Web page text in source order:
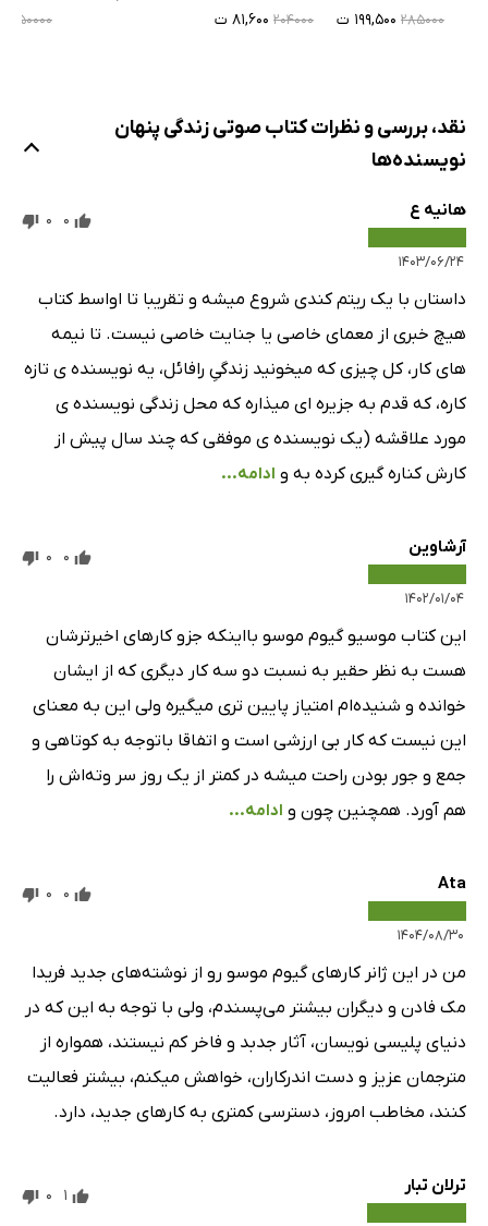
۲۸۵۰۰۰ ۱۹۹,۵۰۰ ت ۲۰۴۰۰۰ ۸۱,۶۰۰ ت ۳۵۰۰۰۰
نقد، بررسی و نظرات کتاب صوتی زندگی پنهان
نویسنده‌ها
هانیه ع
۱۴۰۳/۰۶/۲۴
0
0
داستان با یک ریتم کندی شروع میشه و تقریبا تا اواسط کتاب
هیچ خبری از معمای خاصی یا جنایت خاصی نیست. تا نیمه
های کار، کل چیزی که میخونید زندگیِ رافائل، یه نویسنده ی تازه
کاره، که قدم به جزیره ای میذاره که محل زندگی نویسنده ی
مورد علاقشه (یک نویسنده ی موفقی که چند سال پیش از
کارش کناره گیری کرده به و ادامه...
آرشاوین
۱۴۰۲/۰۱/۰۴
0
0
این کتاب موسیو گیوم موسو بااینکه جزو کارهای اخیرترشان
هست به نظر حقیر به نسبت دو سه کار دیگری که از ایشان
خوانده و شنیده‌ام امتیاز پایین تری میگیره ولی این به معنای
این نیست که کار بی ارزشی است و اتفاقا باتوجه به کوتاهی و
جمع و جور بودن راحت میشه در کمتر از یک روز سر وته‌اش را
هم آورد. همچنین چون و ادامه...
Ata
۱۴۰۴/۰۸/۳۰
0
0
من در این ژانر کارهای گیوم موسو رو از نوشته‌های جدید فریدا
مک فادن و دیگران بیشتر می‌پسندم، ولی با توجه به این که در
دنیای پلیسی نویسان، آثار جدبد و فاخر کم نیستند، همواره از
مترجمان عزیز و دست اندرکاران، خواهش میکنم، بیشتر فعالیت
کنند، مخاطب امروز، دسترسی کمتری به کارهای جدید، دارد.
ترلان تبار 1
0